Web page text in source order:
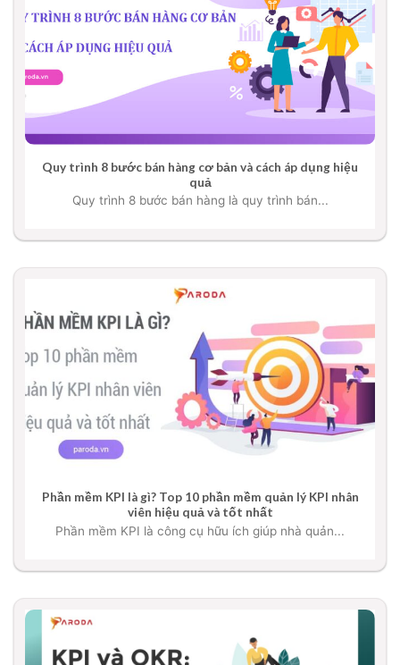
Quy trình 8 bước bán hàng cơ bản và cách áp dụng hiệu
quả
Quy trình 8 bước bán hàng là quy trình bán...
Phần mềm KPI là gì? Top 10 phần mềm quản lý KPI nhân
viên hiệu quả và tốt nhất
Phần mềm KPI là công cụ hữu ích giúp nhà quản...